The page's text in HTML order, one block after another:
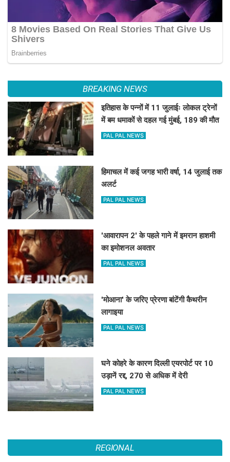
BREAKING NEWS
इतिहास के पन्नों में 11 जुलाईः लोकल ट्रेनों
में बम धमाकों से दहल गई मुंबई, 189 की मौत
PAL PAL NEWS
हिमाचल में कई जगह भारी वर्षा, 14 जुलाई तक
अलर्ट
PAL PAL NEWS
'आवारापन 2' के पहले गाने में इमरान हाशमी
का इमोशनल अवतार
PAL PAL NEWS
'मोआना' के जरिए प्रेरणा बांटेंगी कैथरीन
लागाइया
PAL PAL NEWS
घने कोहरे के कारण दिल्ली एयरपोर्ट पर 10
उड़ानें रद्द, 270 से अधिक में देरी
PAL PAL NEWS
REGIONAL